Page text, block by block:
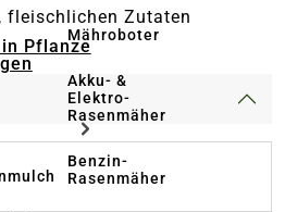
Pflanze
Mähroboter
Akku- &
Elektro-
Rasenmäher
Benzin-
Rasenmäher
fleischlichen Zutaten